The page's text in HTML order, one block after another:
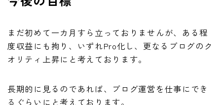
まだ初めて一カ月すら立っておりませんが、ある程
度収益にも拘り、いずれPro化し、更なるブログのク
オリティ上昇にと考えております。
長期的に見るのであれば、ブログ運営を仕事にでき
るぐらいにと考えております。